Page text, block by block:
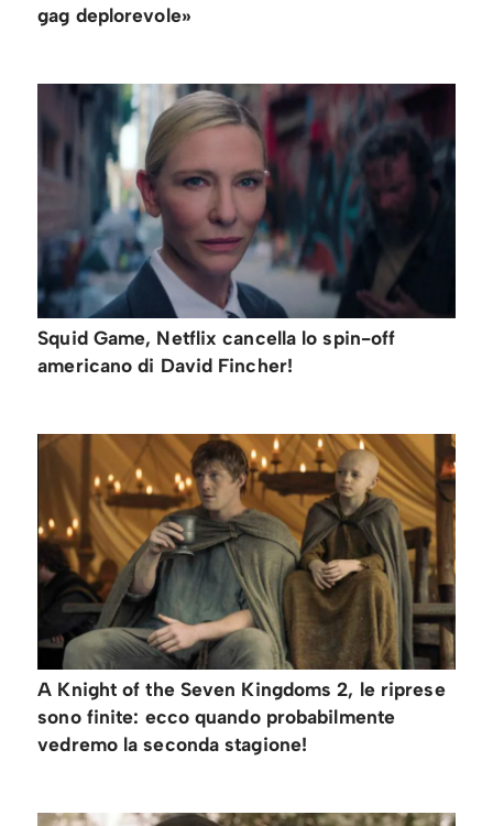
gag deplorevole»
Squid Game, Netflix cancella lo spin-off
americano di David Fincher!
A Knight of the Seven Kingdoms 2, le riprese
sono finite: ecco quando probabilmente
vedremo la seconda stagione!